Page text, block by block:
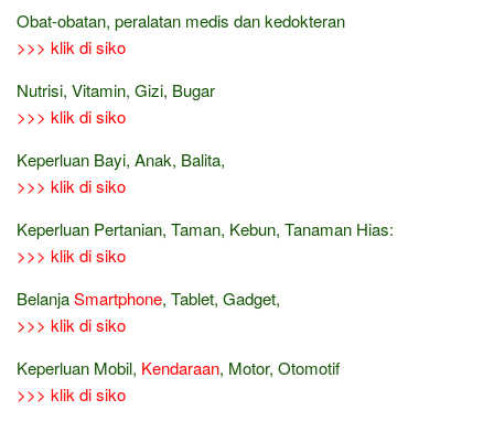
Obat-obatan, peralatan medis dan kedokteran
>>> klik di siko
Nutrisi, Vitamin, Gizi, Bugar
>>> klik di siko
Keperluan Bayi, Anak, Balita,
>>> klik di siko
Keperluan Pertanian, Taman, Kebun, Tanaman Hias:
>>> klik di siko
BelanjaSmartphone, Tablet, Gadget,
>>> klik di siko
Keperluan Mobil, Kendaraan, Motor, Otomotif
>>> klik di siko